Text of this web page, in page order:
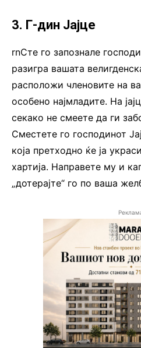
3. Г-дин Јајце
rnСте го запознале
разигра вашата
расположи членовите на
особено најмладите. На
секако не смеете да ги
Сместете го господинот
која претходно ќе ја
хартија. Направете му и
„дотерајте“ го по ваша